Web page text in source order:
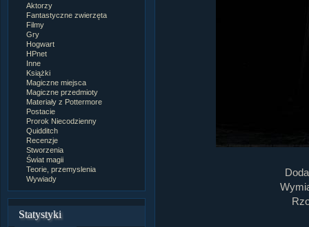
Aktorzy
Fantastyczne zwierzęta
Filmy
Gry
Hogwart
HPnet
Inne
Książki
Magiczne miejsca
Magiczne przedmioty
Materiały z Pottermore
Postacie
Prorok Niecodzienny
Quidditch
Recenzje
Stworzenia
Świat magii
Teorie, przemyslenia
Wywiady
Statystyki